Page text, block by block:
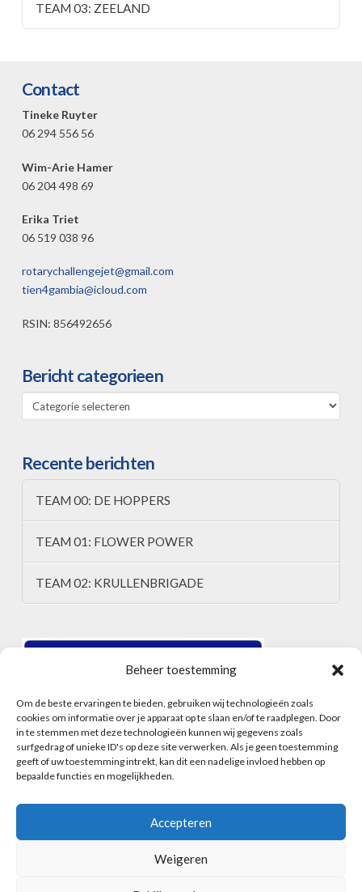
Beheer toestemming
Om de beste ervaringen te bieden, gebruiken wij technologieën zoals
cookies om informatie over je apparaat op te slaan en/of te raadplegen. Door
in te stemmen met deze technologieën kunnen wij gegevens zoals
surfgedrag of unieke ID's op deze site verwerken. Als je geen toestemming
geeft of uw toestemming intrekt, kan dit een nadelige invloed hebben op
bepaalde functies en mogelijkheden.
Accepteren
Weigeren
TEAM 03: ZEELAND
Contact
Tineke Ruyter
06 294 556 56
Wim-Arie Hamer
06 204 498 69
Erika Triet
06 519 038 96
rotarychallengejet@gmail.com
tien4gambia@icloud.com
RSIN: 856492656
Bericht categorieen
Bericht
categorieen
Recente berichten
TEAM 00: DE HOPPERS
TEAM 01: FLOWER POWER
TEAM 02: KRULLENBRIGADE
ALGEMENE VOORWAARDEN
INSCHRIJFFORMULIER